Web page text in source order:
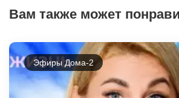
Вам также может
Эфиры Дома-2